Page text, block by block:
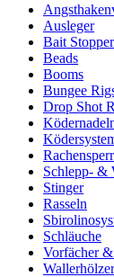
Ausleger
Bait Stopper
Beads
Booms
Bungee
Drop Shot
Schlepp- &
Stinger
Rasseln
Schläuche
Vorfächer
Wallerhölzer